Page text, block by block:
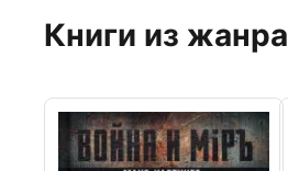
Книги из жанра